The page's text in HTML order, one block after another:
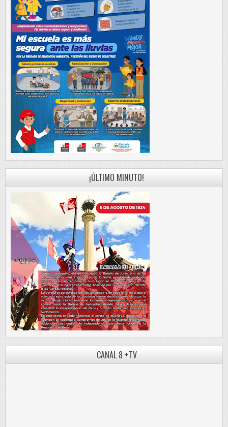
¡ÚLTIMO MINUTO!
CANAL 8 +TV